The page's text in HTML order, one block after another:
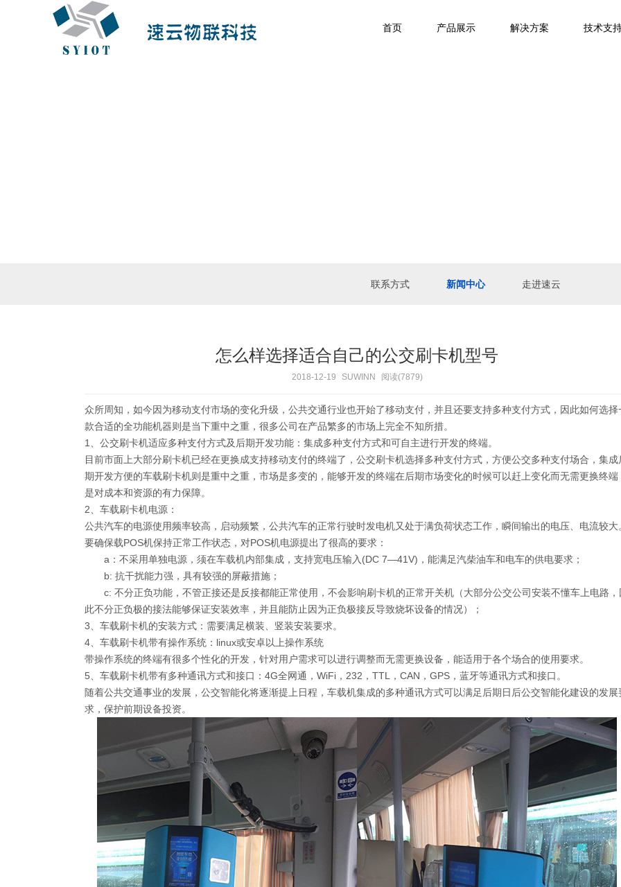
首页 产品展示 解决方案 技术支
联系方式 新闻中心 走进速云
怎么样选择适合自己的公交刷卡机型号
2018-12-19 SUWINN 阅读(7879)
众所周知，如今因为移动支付市场的变化升级，公共交通行业也开始了移动支付，并且还要支持多种支付方式，因此如何选择
款合适的全功能机器则是当下重中之重，很多公司在产品繁多的市场上完全不知所措。
1、公交刷卡机适应多种支付方式及后期开发功能：集成多种支付方式和可自主进行开发的终端。
目前市面上大部分刷卡机已经在更换成支持移动支付的终端了，公交刷卡机选择多种支付方式，方便公交多种支付场合，集成
期开发方便的车载刷卡机则是重中之重，市场是多变的，能够开发的终端在后期市场变化的时候可以赶上变化而无需更换终端
是对成本和资源的有力保障。
2、车载刷卡机电源：
公共汽车的电源使用频率较高，启动频繁，公共汽车的正常行驶时发电机又处于满负荷状态工作，瞬间输出的电压、电流较大
要确保载POS机保持正常工作状态，对POS机电源提出了很高的要求：
a：不采用单独电源，须在车载机内部集成，支持宽电压输入(DC 7—41V)，能满足汽柴油车和电车的供电要求；
b: 抗干扰能力强，具有较强的屏蔽措施；
c: 不分正负功能，不管正接还是反接都能正常使用，不会影响刷卡机的正常开关机（大部分公交公司安装不懂车上电路，
此不分正负极的接法能够保证安装效率，并且能防止因为正负极接反导致烧坏设备的情况）；
3、车载刷卡机的安装方式：需要满足横装、竖装安装要求。
4、车载刷卡机带有操作系统：linux或安卓以上操作系统
带操作系统的终端有很多个性化的开发，针对用户需求可以进行调整而无需更换设备，能适用于各个场合的使用要求。
5、车载刷卡机带有多种通讯方式和接口：4G全网通，WiFi，232，TTL，CAN，GPS，蓝牙等通讯方式和接口。
随着公共交通事业的发展，公交智能化将逐渐提上日程，车载机集成的多种通讯方式可以满足后期日后公交智能化建设的发展
求，保护前期设备投资。